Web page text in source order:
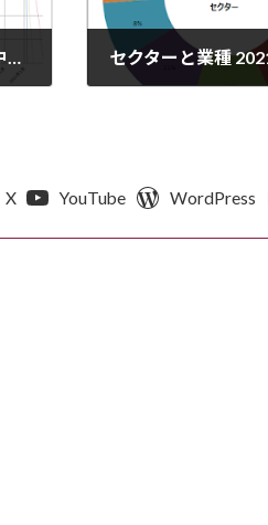
定点観測 2021年2月 –2月は米国市場を中心にさらに上げました。過去最高の株価となっています。ここは慎重に！
X YouTube WordPress